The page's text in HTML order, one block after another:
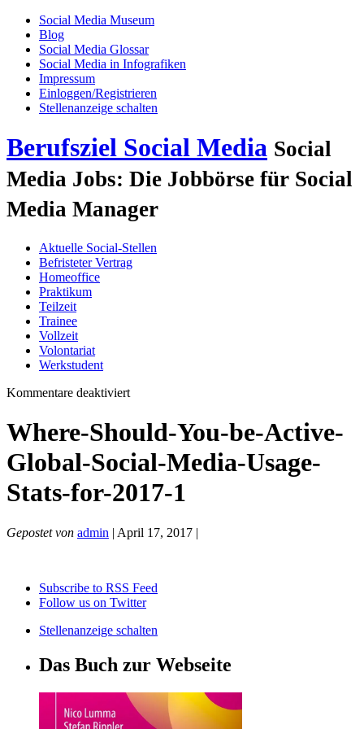
Social Media Museum
Blog
Social Media Glossar
Social Media in Infografiken
Impressum
Einloggen/Registrieren
Stellenanzeige schalten
Berufsziel Social Media Social
Media Jobs: Die Jobbörse für Social
Media Manager
Aktuelle Social-Stellen
Befristeter Vertrag
Homeoffice
Praktikum
Teilzeit
Trainee
Vollzeit
Volontariat
Werkstudent
Kommentare deaktiviertfür
Should-
You-
be-
Active-
Social-
Stats-
1
Where-Should-You-be-Active-
Global-Social-Media-Usage-
Stats-for-2017-1
Gepostet von admin | April 17, 2017 |
Subscribe to RSS Feed
Follow us on Twitter
Stellenanzeige schalten
Das Buch zur Webseite